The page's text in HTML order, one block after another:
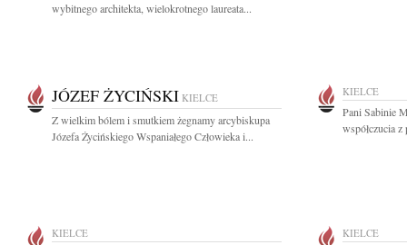
wybitnego architekta, wielokrotnego laureata...
JÓZEF ŻYCIŃSKI KIELCE
Z wielkim bólem i smutkiem żegnamy arcybiskupa
Józefa Życińskiego Wspaniałego Człowieka i...
KIELCE
Pani Sabinie
współczucia
KIELCE KIELCE